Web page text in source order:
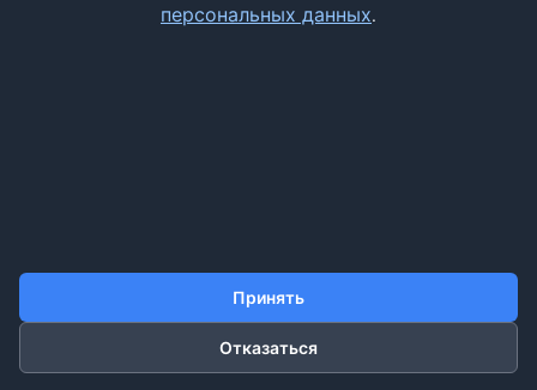
КОНТАКТЫ
персональных данных.
Принять
Отказаться